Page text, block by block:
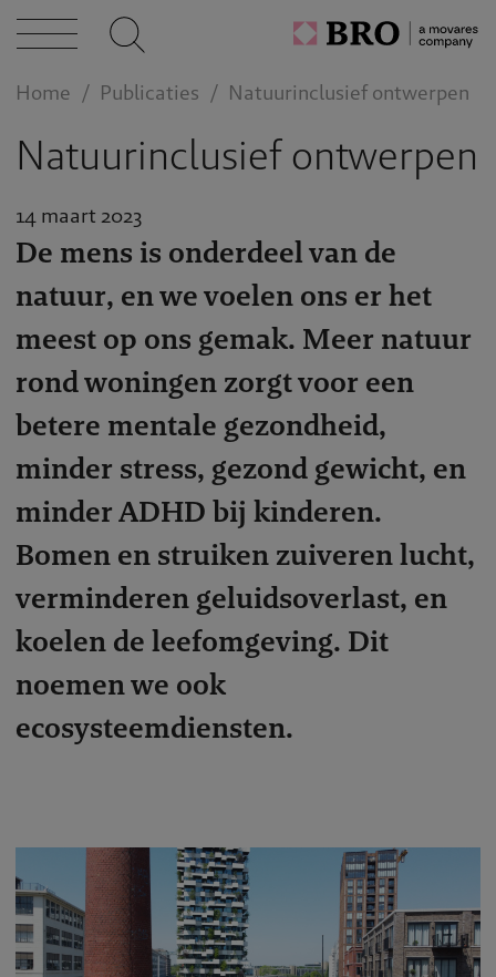
bij
Home Publicaties Natuurinclusief ontwerpen
Natuurinclusief ontwerpen
14 maart 2023
De mens is onderdeel van de
natuur, en we voelen ons er het
meest op ons gemak. Meer natuur
rond woningen zorgt voor een
betere mentale gezondheid,
minder stress, gezond gewicht, en
minder ADHD bij kinderen.
Bomen en struiken zuiveren lucht,
verminderen geluidsoverlast, en
koelen de leefomgeving. Dit
noemen we ook
ecosysteemdiensten.